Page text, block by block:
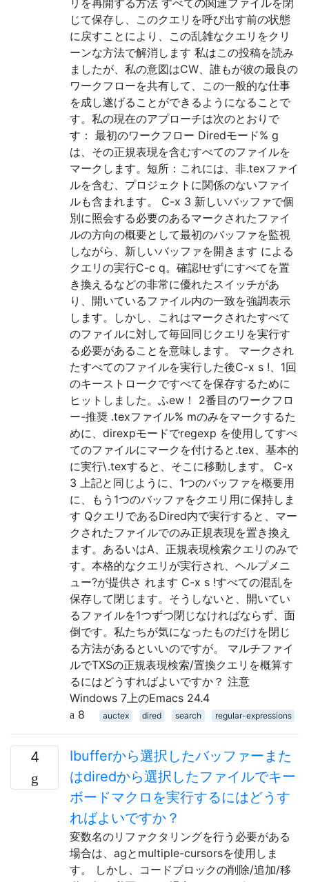
じて保存し、このクエリを呼び出す前の状態
に戻すことにより、この乱雑なクエリをクリ
ーンな方法で解消します 私はこの投稿を読み
ましたが、私の意図はCW、誰もが彼の最良の
ワークフローを共有して、この一般的な仕事
を成し遂げることができるようになることで
す。私の現在のアプローチは次のとおりで
す： 最初のワークフロー Diredモード% g
は、その正規表現を含むすべてのファイルを
マークします。短所：これには、非.texファイ
ルを含む、プロジェクトに関係のないファイ
ルも含まれます。 C-x 3 新しいバッファで個
別に照会する必要のあるマークされたファイ
ルの方向の概要として最初のバッファを監視
しながら、新しいバッファを開きます による
クエリの実行C-c q。確認!せずにすべてを置
き換えるなどの非常に優れたスイッチがあ
り、開いているファイル内の一致を強調表示
します。しかし、これはマークされたすべて
のファイルに対して毎回同じクエリを実行す
る必要があることを意味します。 マークされ
たすべてのファイルを実行した後C-x s !、1回
のキーストロークですべてを保存するために
ヒットしました。ふew！ 2番目のワークフロ
ー-推奨 .texファイル% mのみをマークするた
めに、direxpモードでregexp を使用してすべ
てのファイルにマークを付けると.tex、基本的
に実行\.texすると、そこに移動します。 C-x
3 上記と同じように、1つのバッファを概要用
に、もう1つのバッファをクエリ用に保持しま
す QクエリであるDired内で実行すると、マー
クされたファイルでのみ正規表現を置き換え
ます。あるいはA、正規表現検索クエリのみで
す。本格的なクエリが実行され、ヘルプメニ
ュー?が提供さ れます C-x s !すべての混乱を
保存して閉じます。そうしないと、開いてい
るファイルを1つずつ閉じなければならず、面
倒です。私たちが気になったものだけを閉じ
る方法があるといいのですが。 マルチファイ
ルでTXSの正規表現検索/置換クエリを概算す
るにはどうすればよいですか？ 注意
Windows 7上のEmacs 24.4
8
auctex dired search regular-expressions
4
Ibufferから選択したバッファーまた
はdiredから選択したファイルでキー
ボードマクロを実行するにはどうす
ればよいですか？
変数名のリファクタリングを行う必要がある
場合は、agとmultiple-cursorsを使用しま
す。 しかし、コードブロックの削除/追加/移